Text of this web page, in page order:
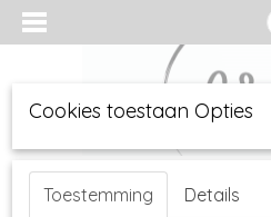
Inloggen Registreren
Cookies toestaan Opties
Toestemming Details